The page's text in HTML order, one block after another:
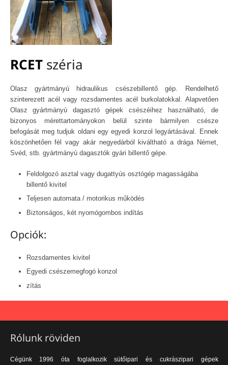
RCET széria
Olasz gyártmányú hidraulikus csészebillentő gép. Rendelhető
szinterezett acél vagy rozsdamentes acél burkolatokkal. Alapvetően
Olasz gyártmányú dagasztó gépek csészéihez használható, de
bizonyos mérettartományokon belül szinte bármilyen csésze
befogását meg tudjuk oldani egy egyedi konzol legyártásával. Ennek
köszönhetően fél vagy akár negyedárból kiváltható a drága Német,
Svéd, stb. gyártmányú dagasztók gyári billentő gépe.
Feldolgozó asztal vagy dugattyús osztógép magasságába
billentő kivitel
Teljesen automata / motorikus működés
Biztonságos, két nyomógombos indítás
Opciók:
Rozsdamentes kivitel
Egyedi csészemegfogó konzol
zítás
Rólunk röviden
Cégünk 1996 óta foglalkozik sütőipari és cukrászipari gépek